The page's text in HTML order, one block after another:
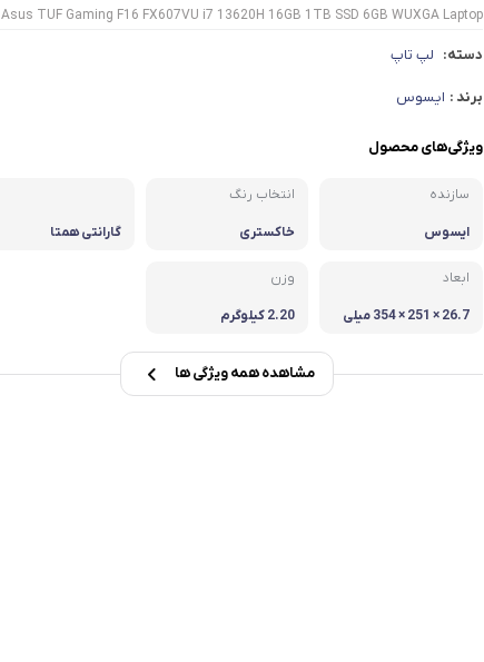
براساس برند
msi
Asus TUF Gaming F16 FX607VU i7 13620H 16GB 1TB SSD 6GB WUXGA Laptop
دسته: لپ تاپ
برند : ایسوس
ویژگی‌های محصول
سازنده
ایسوس
انتخاب رنگ
خاکستری گارانتی همتا
ابعاد
26.7 × 251 × 354 میلی
وزن
2.20 کیلوگرم
مشاهده همه ویژگی ها